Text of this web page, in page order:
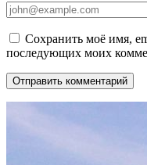
Сохранить моё имя,
последующих моих